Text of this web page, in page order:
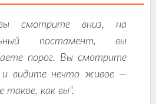
смотрите вниз, на
постамент, вы
порог. Вы смотрите
и видите нечто живое —
такое, как вы".